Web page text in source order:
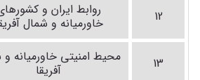
12
روابط ایران و
خاورمیانه و شمال
13
محیط امنیتی خاورمیانه
آفریقا